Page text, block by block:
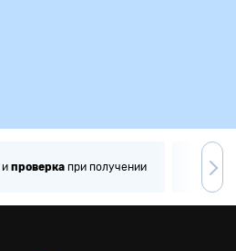
и проверка при получении